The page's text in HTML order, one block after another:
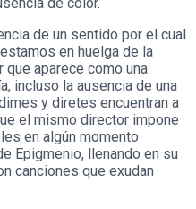
de un sentido por el cual
en huelga de la
que aparece como una
incluso la ausencia de una
y diretes encuentran a
el mismo director impone
en algún momento
Epigmenio, llenando en su
canciones que exudan